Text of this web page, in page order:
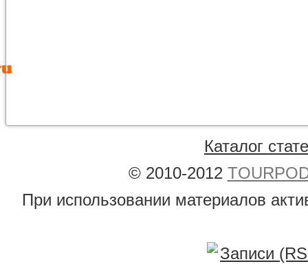
Каталог
© 2010-2012
При использовании материалов
Записи